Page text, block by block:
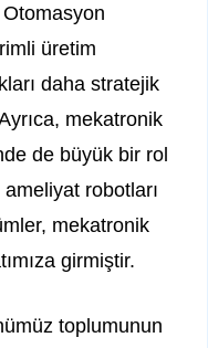
Otomasyon
üretim
daha stratejik
mekatronik
de büyük bir rol
robotları
mekatronik
girmiştir.
toplumunun